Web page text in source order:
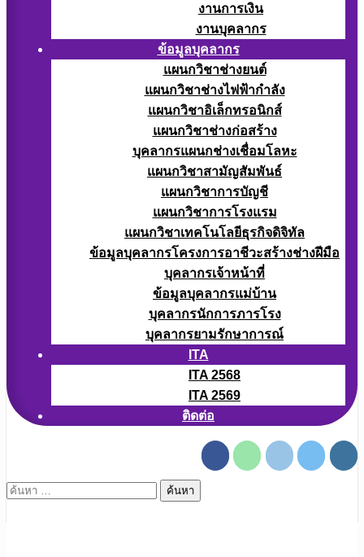
งานการเงิน
งานบุคลากร
ข้อมูลบุคลากร
แผนกวิชาช่างยนต์
แผนกวิชาช่างไฟฟ้ากำลัง
แผนกวิชาอิเล็กทรอนิกส์
แผนกวิชาช่างก่อสร้าง
บุคลากรแผนกช่างเชื่อมโลหะ
แผนกวิชาสามัญสัมพันธ์
แผนกวิชาการบัญชี
แผนกวิชาการโรงแรม
แผนกวิชาเทคโนโลยีธุรกิจดิจิทัล
ข้อมูลบุคลากรโครงการอาชีวะสร้างช่างฝีมือ
บุคลากรเจ้าหน้าที่
ข้อมูลบุคลากรแม่บ้าน
บุคลากรนักการภารโรง
บุคลากรยามรักษาการณ์
ITA
ITA 2568
ITA 2569
ติดต่อ
ค้นหา